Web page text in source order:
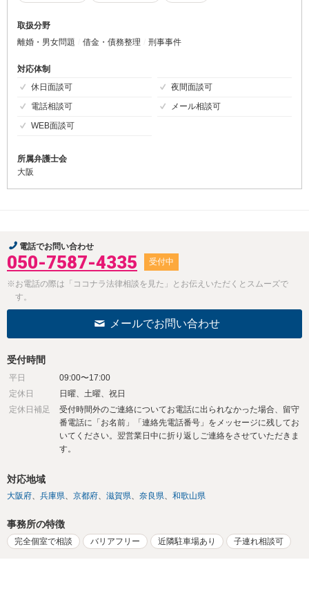
取扱分野
離婚・男女問題
借金・債務整理 刑事事件
対応体制
休日面談可
夜間面談可
電話相談可
メール相談可
WEB面談可
所属弁護士会
大阪
電話でお問い合わせ
050-7587-4335 受付中
※お電話の際は「ココナラ法律相談を見た」とお伝えいただくとスムーズで
す。
メールでお問い合わせ
受付時間
平日
09:00〜17:00
定休日
日曜、土曜、祝日
定休日補足
受付時間外のご連絡についてお電話に出られなかった場合、留守
番電話に「お名前」「連絡先電話番号」をメッセージに残してお
いてください。翌営業日中に折り返しご連絡をさせていただきま
す。
対応地域
大阪府 兵庫県 京都府 滋賀県 奈良県 和歌山県
事務所の特徴
完全個室で相談 バリアフリー 近隣駐車場あり 子連れ相談可